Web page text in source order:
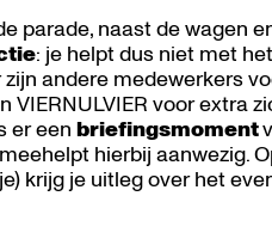
parade, naast de wagen
: je helpt dus niet met
andere medewerkers
VIERNULVIER voor extra
er eenbriefingsmoment
hierbij aanwezig.
krijg je uitleg over het